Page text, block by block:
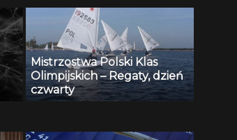
Mistrzostwa Polski Klas
Olimpijskich – Regaty, dzień
czwarty